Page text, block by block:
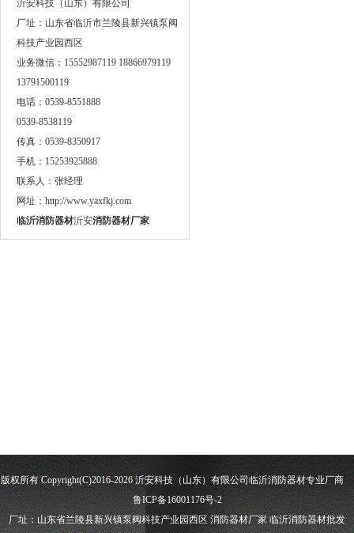
沂安科技（山东）有限公司
厂址：山东省临沂市兰陵县新兴镇泵阀
科技产业园西区
业务微信：15552987119 18866979119
13791500119
电话：0539-8551888
0539-8538119
传真：0539-8350917
手机：15253925888
联系人：张经理
网址：http://www.yaxfkj.com
临沂消防器材沂安消防器材厂家
版权所有 Copyright(C)2016-2026 沂安科技（山东）有限公司 临沂消防器材专业厂商
鲁ICP备16001176号-2
厂址：山东省兰陵县新兴镇泵阀科技产业园西区 消防器材厂家 临沂消防器材批发